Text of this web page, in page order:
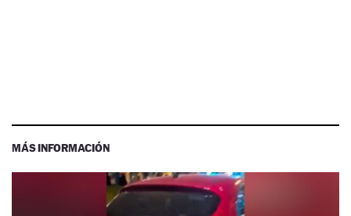
MÁS INFORMACIÓN